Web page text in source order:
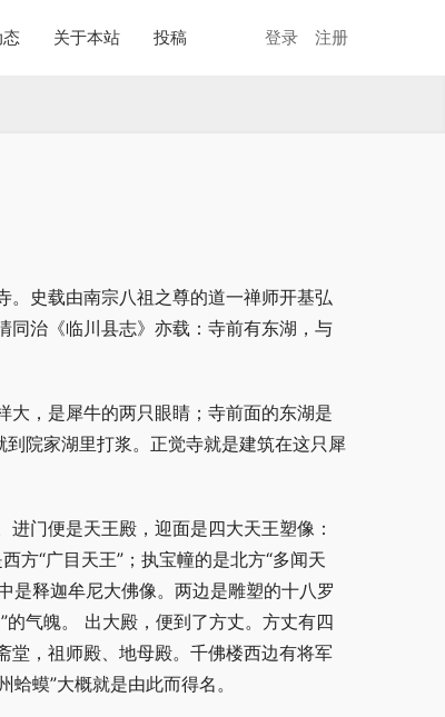
关于本站 投稿 登录 注册
。史载由南宗八祖之尊的道一禅师开基弘
同治《临川县志》亦载：寺前有东湖，与
大，是犀牛的两只眼睛；寺前面的东湖是
院家湖里打浆。正觉寺就是建筑在这只犀
门便是天王殿，迎面是四大天王塑像：
方“广目天王”；执宝幢的是北方“多闻天
是释迦牟尼大佛像。两边是雕塑的十八罗
气魄。 出大殿，便到了方丈。方丈有四
堂，祖师殿、地母殿。千佛楼西边有将军
蟆”大概就是由此而得名。